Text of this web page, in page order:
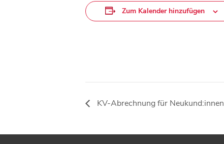
Zum Kalender hinzufügen
KV-Abrechnung für Neukund:innen